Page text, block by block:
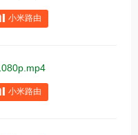
小米路由
小米路由